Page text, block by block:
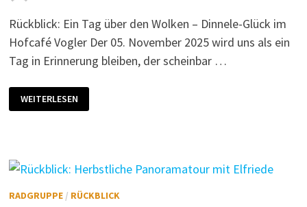
Rückblick: Ein Tag über den Wolken – Dinnele-Glück im
Hofcafé Vogler Der 05. November 2025 wird uns als ein
Tag in Erinnerung bleiben, der scheinbar …
UND
GUTE
WEITERLESEN
RADGRUPPE/ RÜCKBLICK